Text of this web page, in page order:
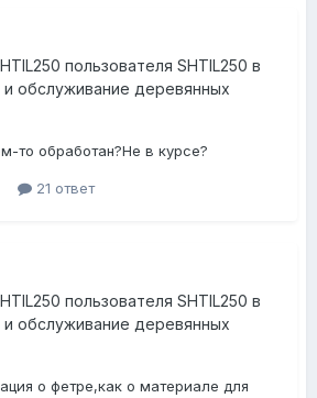
пользователя SHTIL250 в
обслуживание деревянных
то обработан?Не в курсе?
21 ответ
пользователя SHTIL250 в
обслуживание деревянных
о фетре,как о материале для